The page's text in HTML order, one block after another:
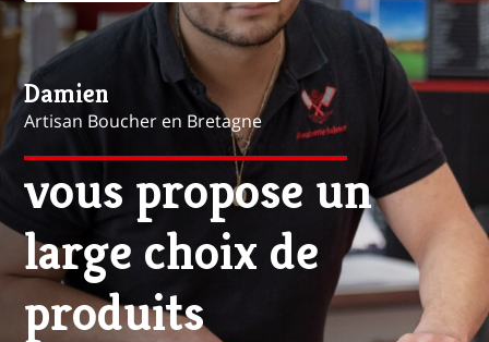
Mathieu
Artisan Boucher à Paris
vous propose une
viande d'excellence